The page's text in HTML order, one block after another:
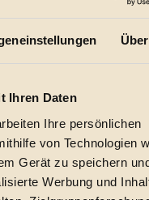
Ihren Daten
Ihre persönlichen
von Technologien
Gerät zu speichern
Werbung und
und bewussten
für Ideen, Menschen
Markt des
sowie der Branche